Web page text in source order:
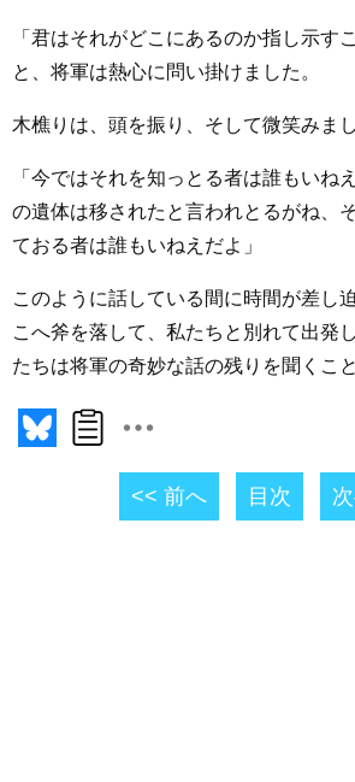
「君はそれがどこにあるのか指し示す
と、将軍は熱心に問い掛けました。
木樵りは、頭を振り、そして微笑みまし
「今ではそれを知っとる者は誰もいね
の遺体は移されたと言われとるがね、
ておる者は誰もいねえだよ」
このように話している間に時間が差し
こへ斧を落して、私たちと別れて出発
たちは将軍の奇妙な話の残りを聞くこ
<< 前へ 目次